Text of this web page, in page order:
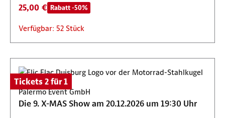
25,00 € Rabatt -50%
Verfügbar: 52 Stück
Tickets 2 für 1
Palermo Event GmbH
Die 9. X-MAS Show am 20.12.2026 um 19:30 Uhr